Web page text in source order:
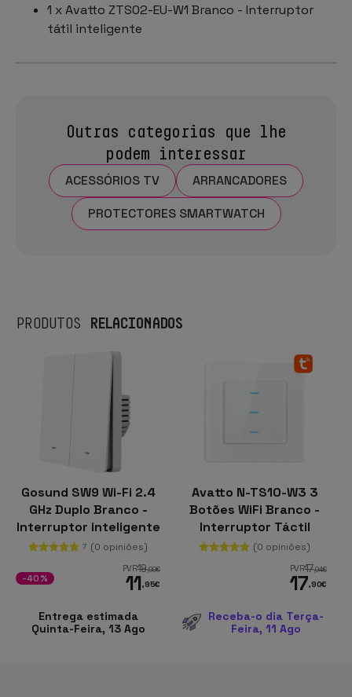
1 x Avatto ZTS02-EU-W1 Branco - Interruptor
tátil inteligente
Outras categorias que lhe
podem interessar
ACESSÓRIOS TV
ARRANCADORES
PROTECTORES SMARTWATCH
PRODUTOS RELACIONADOS
Gosund SW9 Wi-Fi 2.4
GHz Duplo Branco -
Interruptor inteligente
7 (0 opiniões)
PVR19,99€
11,95€
-40%
Entrega estimada
Quinta-Feira, 13 Ago
Avatto N-TS10-W3 3
Botões WiFi Branco -
Interruptor Táctil
Inteligente
(0 opiniões)
PVR17,94€
17,90€
Receba-o dia Terça-
Feira, 11 Ago